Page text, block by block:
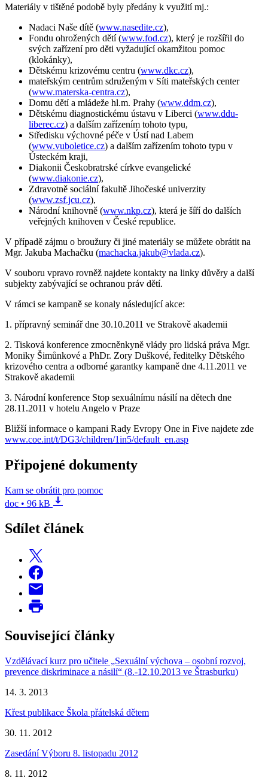
Materiály v tištěné podobě byly předány k využití mj.:
Nadaci Naše dítě (www.nasedite.cz),
Fondu ohrožených dětí (www.fod.cz), který je rozšířil do
svých zařízení pro děti vyžadující okamžitou pomoc
(klokánky),
Dětskému krizovému centru (www.dkc.cz),
mateřským centrům sdruženým v Síti mateřských center
(www.materska-centra.cz),
Domu dětí a mládeže hl.m. Prahy (www.ddm.cz),
Dětskému diagnostickému ústavu v Liberci (www.ddu-
liberec.cz) a dalším zařízením tohoto typu,
Středisku výchovné péče v Ústí nad Labem
(www.vuboletice.cz) a dalším zařízením tohoto typu v
Ústeckém kraji,
Diakonii Českobratrské církve evangelické
(www.diakonie.cz),
Zdravotně sociální fakultě Jihočeské univerzity
(www.zsf.jcu.cz),
Národní knihovně (www.nkp.cz), která je šíří do dalších
veřejných knihoven v České republice.
V případě zájmu o broužury či jiné materiály se můžete obrátit na
Mgr. Jakuba Machačku (machacka.jakub@vlada.cz).
V souboru vpravo rovněž najdete kontakty na linky důvěry a další
subjekty zabývající se ochranou práv dětí.
V rámci se kampaně se konaly následující akce:
1. přípravný seminář dne 30.10.2011 ve Strakově akademii
2. Tisková konference zmocněnkyně vlády pro lidská práva Mgr.
Moniky Šimůnkové a PhDr. Zory Duškové, ředitelky Dětského
krizového centra a odborné garantky kampaně dne 4.11.2011 ve
Strakově akademii
3. Národní konference Stop sexuálnímu násilí na dětech dne
28.11.2011 v hotelu Angelo v Praze
Bližší informace o kampani Rady Evropy One in Five najdete zde
www.coe.int/t/DG3/children/1in5/default_en.asp
Připojené dokumenty
Kam se obrátit pro pomoc
doc • 96 kB
Sdílet článek
Související články
Vzdělávací kurz pro učitele „Sexuální výchova – osobní rozvoj,
prevence diskriminace a násilí“ (8.-12.10.2013 ve Štrasburku)
14. 3. 2013
Křest publikace Škola přátelská dětem
30. 11. 2012
Zasedání Výboru 8. listopadu 2012
8. 11. 2012